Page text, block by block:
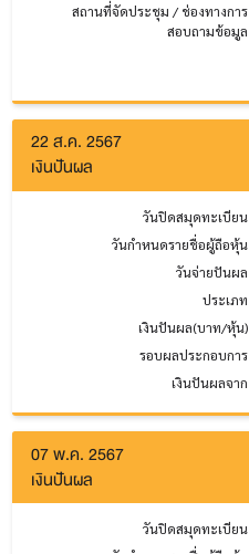
สถานที่จัดประชุม / ช่องทางการ
สอบถามข้อมูล
22 ส.ค. 2567
เงินปันผล
วันปิดสมุดทะเบียน
วันกำหนดรายชื่อผู้ถือหุ้น
วันจ่ายปันผล
ประเภท
เงินปันผล(บาท/หุ้น)
รอบผลประกอบการ
เงินปันผลจาก
07 พ.ค. 2567
เงินปันผล
วันปิดสมุดทะเบียน